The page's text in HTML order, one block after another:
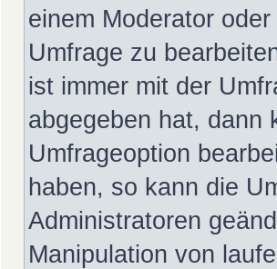
einem Moderator
Umfrage zu
ist immer mit der
abgegeben hat, dann
Umfrageoption
haben, so kann die
Administratoren
Manipulation von